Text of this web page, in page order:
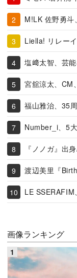
M!LK 佐野勇斗
Liella! リレー
塩﨑太智、芸
宮舘涼太、CM
福山雅治、35
Number_i、5
『ノノガ』出
渡辺美里『
LE SSERAFIM
画像ランキング